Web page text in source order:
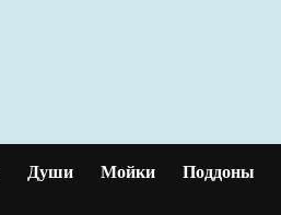
Души Мойки Поддоны